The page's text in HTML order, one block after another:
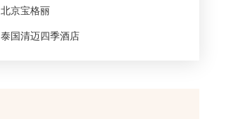
北京宝格丽
泰国清迈四季酒店